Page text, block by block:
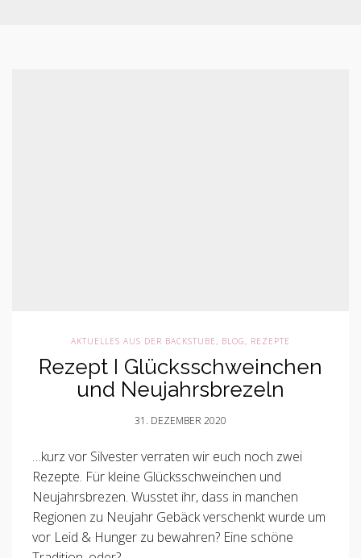
AKTUELLES AUS DER BACKSTUBE, BLOG, REZEPTE
Rezept I Glücksschweinchen
und Neujahrsbrezeln
31. DEZEMBER 2020
…kurz vor Silvester verraten wir euch noch zwei
Rezepte. Für kleine Glücksschweinchen und
Neujahrsbrezen. Wusstet ihr, dass in manchen
Regionen zu Neujahr Gebäck verschenkt wurde um
vor Leid & Hunger zu bewahren? Eine schöne